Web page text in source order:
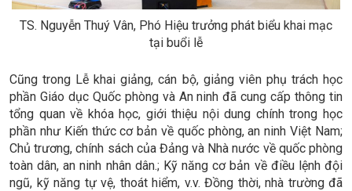
TS. Nguyễn Thuý Vân, Phó Hiệu trưởng phát biểu khai mạc
tại buổi lễ
Cũng trong Lễ khai giảng, cán bộ, giảng viên phụ trách học
phần Giáo dục Quốc phòng và An ninh đã cung cấp thông tin
tổng quan về khóa học, giới thiệu nội dung chính trong học
phần như Kiến thức cơ bản về quốc phòng, an ninh Việt Nam;
Chủ trương, chính sách của Đảng và Nhà nước về quốc phòng
toàn dân, an ninh nhân dân.; Kỹ năng cơ bản về điều lệnh đội
ngũ, kỹ năng tự vệ, thoát hiểm, v.v. Đồng thời, nhà trường đã